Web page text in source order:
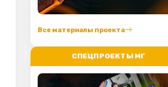
Все материалы проекта
СПЕЦПРОЕКТЫ МГ